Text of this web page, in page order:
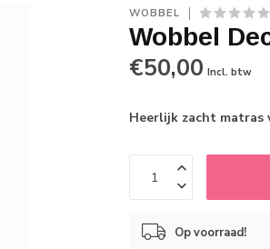
WOBBEL
Wobbel
€50,00 Incl. btw
Heerlijk zacht
Op voorraad!